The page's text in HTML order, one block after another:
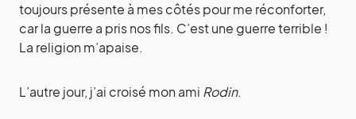
toujours présente à mes côtés pour me réconforter,
car la guerre a pris nos fils. C’est une guerre terrible !
La religion m’apaise.
L’autre jour, j’ai croisé mon ami Rodin.